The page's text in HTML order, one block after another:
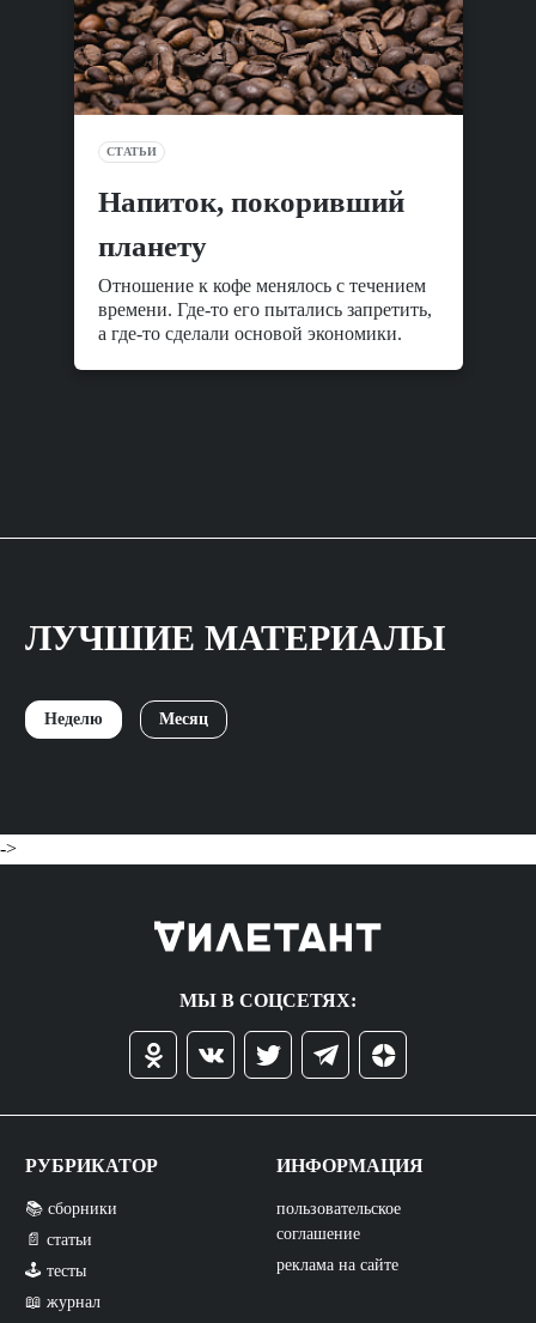
СТАТЬИ
Напиток, покоривший
планету
Отношение к кофе менялось с течением
времени. Где-то его пытались запретить,
а где-то сделали основой экономики.
ЛУЧШИЕ МАТЕРИАЛЫ
Неделю Месяц
->
МЫ В СОЦСЕТЯХ:
РУБРИКАТОР
📚 сборники
📄 статьи
🕹️ тесты
📖 журнал
ИНФОРМАЦИЯ
пользовательское
соглашение
реклама на сайте